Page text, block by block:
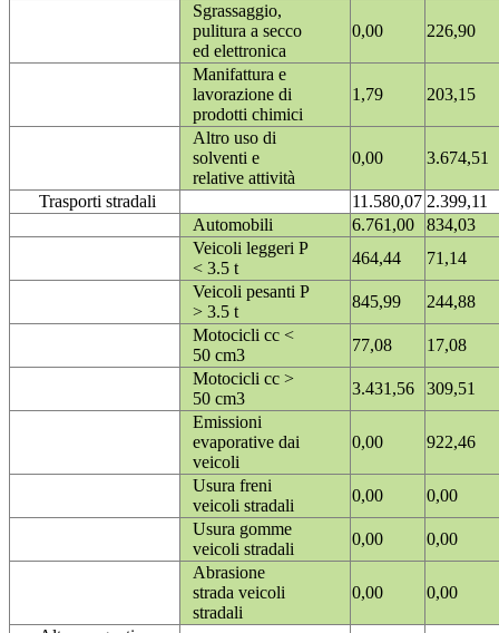
Sgrassaggio,
pulitura a secco
ed elettronica
0,00 226,90
Manifattura e
lavorazione di
prodotti chimici
1,79 203,15
Altro uso di
solventi e
relative attività
0,00 3.674,51
Trasporti stradali 11.580,07 2.399,11
Automobili
6.761,00
834,03
Veicoli leggeri P
< 3.5 t
464,44
71,14
Veicoli pesanti P
> 3.5 t
845,99
244,88
Motocicli cc <
50 cm3
77,08
17,08
Motocicli cc >
50 cm3
3.431,56
309,51
Emissioni
evaporative dai
veicoli
0,00 922,46
Usura freni
veicoli stradali
0,00
0,00
Usura gomme
veicoli stradali
0,00
0,00
Abrasione
strada veicoli
stradali
0,00 0,00